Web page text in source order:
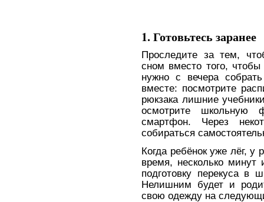
1. Готовьтесь заранее
Проследите за тем,
сном вместо того, чтобы
нужно с вечера
вместе: посмотрите
рюкзака лишние
осмотрите школьную
смартфон. Через
собираться
Когда ребёнок уже лёг, у
время, несколько минут
подготовку перекуса в
Нелишним будет и
свою одежду на